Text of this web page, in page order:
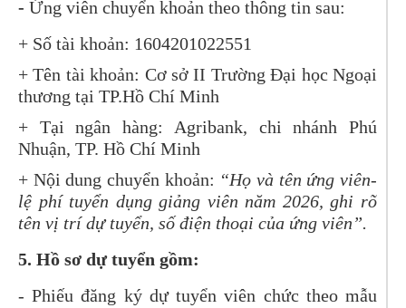
-Ứng viên chuyển khoản theo thông tin sau:
+ Số tài khoản: 1604201022551
+ Tên tài khoản: Cơ sở II Trường Đại học Ngoại
thương tại TP.Hồ Chí Minh
+ Tại ngân hàng: Agribank, chi nhánh Phú
Nhuận, TP. Hồ Chí Minh
+ Nội dung chuyển khoản: “Họ và tên ứng viên-
lệ phí tuyển dụng giảng viên năm 2026, ghi rõ
tên vị trí dự tuyển, số điện thoại của ứng viên”.
5. Hồ sơ dự tuyển gồm:
- Phiếu đăng ký dự tuyển viên chức theo mẫu